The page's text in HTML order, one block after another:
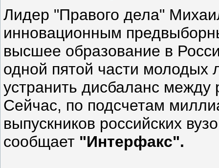
Лидер "Правого дела"
инновационным
высшее образование в
одной пятой части молодых
устранить дисбаланс
Сейчас, по подсчетам
выпускников российских
сообщает "Интерфакс".